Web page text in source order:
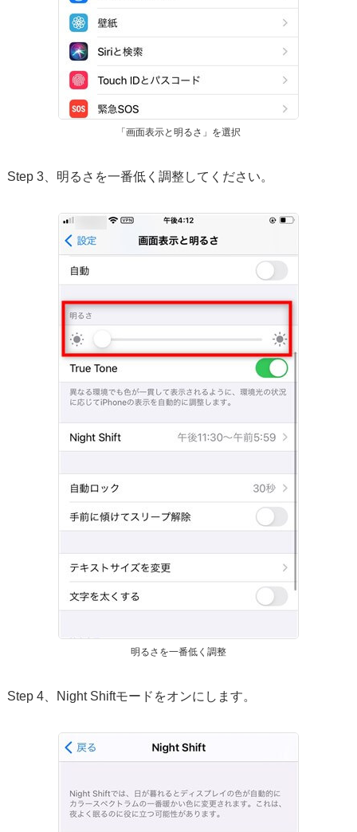
「画面表示と明るさ」を選択
Step 3、明るさを一番低く調整してください。
明るさを一番低く調整
Step 4、Night Shiftモードをオンにします。